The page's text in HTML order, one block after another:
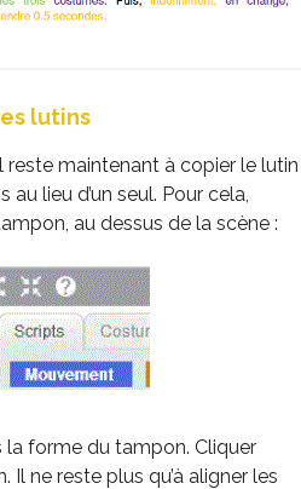
lutins
reste maintenant à copier le lutin
lieu d’un seul. Pour cela,
au dessus de la scène :
la forme du tampon. Cliquer
Il ne reste plus qu’à aligner les